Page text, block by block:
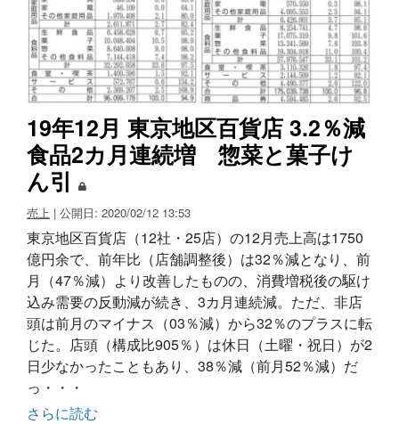
19年12月 東京地区百貨店 3.2％減
食品2カ月連続増 惣菜と菓子け
ん引
売上 | 公開日: 2020/02/12 13:53
東京地区百貨店（12社・25店）の12月売上高は1750
億円余で、前年比（店舗調整後）は32％減となり、前
月（47％減）より改善したものの、消費増税後の駆け
込み需要の反動減が続き、3カ月連続減。ただ、非店
頭は前月のマイナス（03％減）から32％のプラスに転
じた。店頭（構成比905％）は休日（土曜・祝日）が2
日少なかったこともあり、38％減（前月52％減）だ
っ・・・
さらに読む